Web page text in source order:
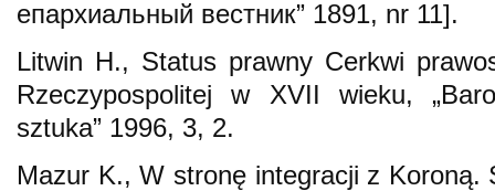
епархиальный вестник” 1891, nr 11].
Litwin H., Status prawny Cerkwi
Rzeczypospolitej w XVII wieku,
sztuka” 1996, 3, 2.
Mazur K., W stronę integracji z Koroną.